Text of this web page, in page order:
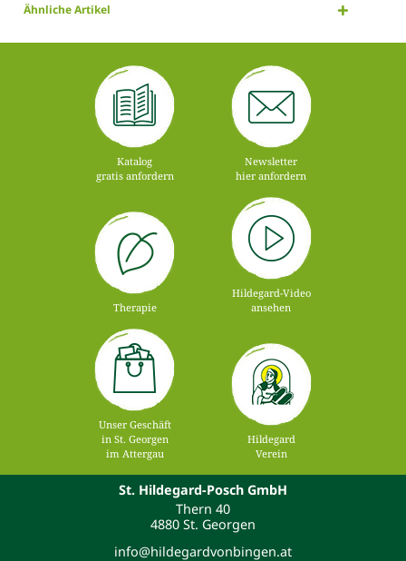
Ähnliche Artikel
Katalog
gratis anfordern
Newsletter
hier anfordern
Therapie
Hildegard-Video
ansehen
Unser Geschäft
in St. Georgen
im Attergau
Hildegard
Verein
St. Hildegard-Posch GmbH
Thern 40
4880 St. Georgen
info@hildegardvonbingen.at